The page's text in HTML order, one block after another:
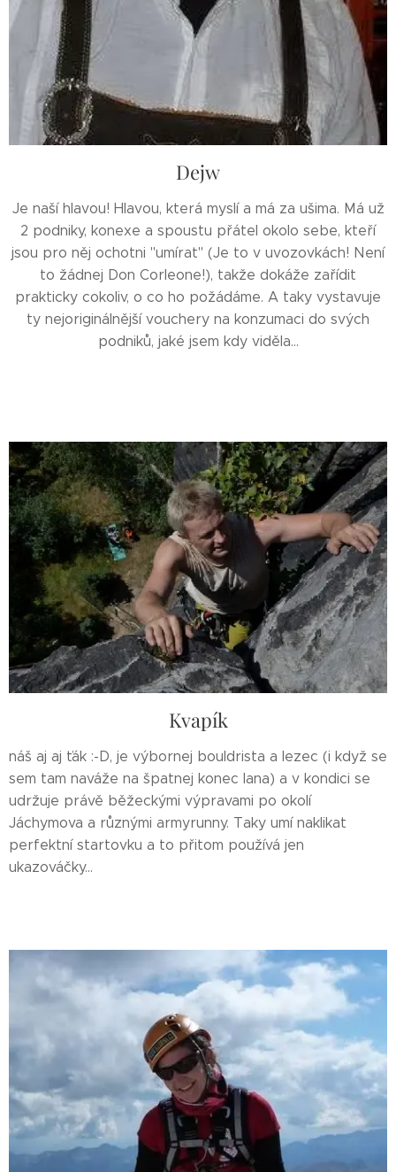
Dejw
Je naší hlavou! Hlavou, která myslí a má za ušima. Má už
2 podniky, konexe a spoustu přátel okolo sebe, kteří
jsou pro něj ochotni "umírat" (Je to v uvozovkách! Není
to žádnej Don Corleone!), takže dokáže zařídit
prakticky cokoliv, o co ho požádáme. A taky vystavuje
ty nejoriginálnější vouchery na konzumaci do svých
podniků, jaké jsem kdy viděla...
Kvapík
náš aj aj ťák :-D, je výbornej bouldrista a lezec (i když se
sem tam naváže na špatnej konec lana) a v kondici se
udržuje právě běžeckými výpravami po okolí
Jáchymova a různými armyrunny. Taky umí naklikat
perfektní startovku a to přitom používá jen
ukazováčky...